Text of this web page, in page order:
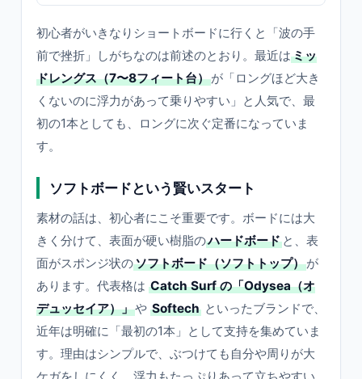
初心者がいきなりショートボードに行くと「波の手
前で挫折」しがちなのは前述のとおり。最近はミッ
ドレングス（7〜8フィート台）が「ロングほど大き
くないのに浮力があって乗りやすい」と人気で、最
初の1本としても、ロングに次ぐ定番になっていま
す。
ソフトボードという賢いスタート
素材の話は、初心者にこそ重要です。ボードには大
きく分けて、表面が硬い樹脂のハードボード と、表
面がスポンジ状のソフトボード（ソフトトップ）が
あります。代表格は Catch Surf の「Odysea（オ
デュッセイア）」や Softech といったブランドで、
近年は明確に「最初の1本」として支持を集めていま
す。理由はシンプルで、ぶつけても自分や周りが大